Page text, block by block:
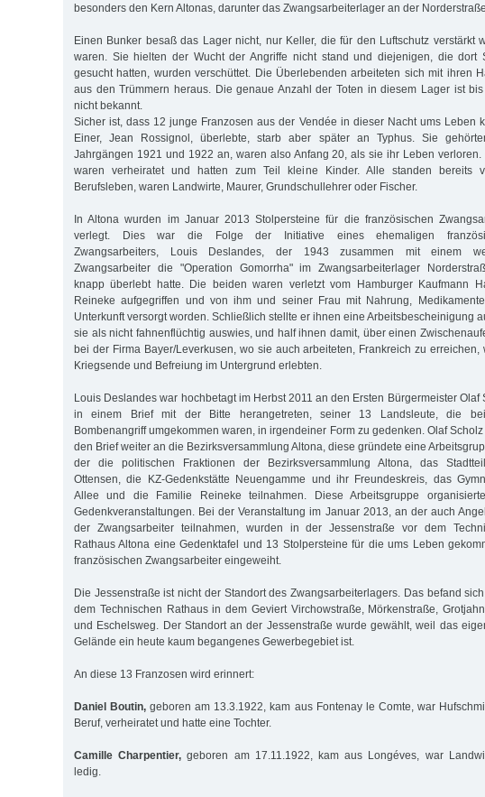
besonders den Kern Altonas, darunter das Zwangsarbeiterlager an der Norderstraße.
Einen Bunker besaß das Lager nicht, nur Keller, die für den Luftschutz verstärkt
waren. Sie hielten der Wucht der Angriffe nicht stand und diejenigen, die dort
gesucht hatten, wurden verschüttet. Die Überlebenden arbeiteten sich mit ihren
aus den Trümmern heraus. Die genaue Anzahl der Toten in diesem Lager ist
nicht bekannt.
Sicher ist, dass 12 junge Franzosen aus der Vendée in dieser Nacht ums Leben
Einer, Jean Rossignol, überlebte, starb aber später an Typhus. Sie
Jahrgängen 1921 und 1922 an, waren also Anfang 20, als sie ihr Leben verloren.
waren verheiratet und hatten zum Teil kleine Kinder. Alle standen bereits
Berufsleben, waren Landwirte, Maurer, Grundschullehrer oder Fischer.
In Altona wurden im Januar 2013 Stolpersteine für die französischen
verlegt. Dies war die Folge der Initiative eines ehemaligen
Zwangsarbeiters, Louis Deslandes, der 1943 zusammen mit einem
Zwangsarbeiter die "Operation Gomorrha" im Zwangsarbeiterlager
knapp überlebt hatte. Die beiden waren verletzt vom Hamburger Kaufmann
Reineke aufgegriffen und von ihm und seiner Frau mit Nahrung,
Unterkunft versorgt worden. Schließlich stellte er ihnen eine Arbeitsbescheinigung
sie als nicht fahnenflüchtig auswies, und half ihnen damit, über einen
bei der Firma Bayer/Leverkusen, wo sie auch arbeiteten, Frankreich zu erreichen,
Kriegsende und Befreiung im Untergrund erlebten.
Louis Deslandes war hochbetagt im Herbst 2011 an den Ersten Bürgermeister Olaf
in einem Brief mit der Bitte herangetreten, seiner 13 Landsleute, die
Bombenangriff umgekommen waren, in irgendeiner Form zu gedenken. Olaf Scholz
den Brief weiter an die Bezirksversammlung Altona, diese gründete eine
der die politischen Fraktionen der Bezirksversammlung Altona, das
Ottensen, die KZ-Gedenkstätte Neuengamme und ihr Freundeskreis, das
Allee und die Familie Reineke teilnahmen. Diese Arbeitsgruppe
Gedenkveranstaltungen. Bei der Veranstaltung im Januar 2013, an der auch
der Zwangsarbeiter teilnahmen, wurden in der Jessenstraße vor dem
Rathaus Altona eine Gedenktafel und 13 Stolpersteine für die ums Leben
französischen Zwangsarbeiter eingeweiht.
Die Jessenstraße ist nicht der Standort des Zwangsarbeiterlagers. Das befand
dem Technischen Rathaus in dem Geviert Virchowstraße, Mörkenstraße,
und Eschelsweg. Der Standort an der Jessenstraße wurde gewählt, weil das
Gelände ein heute kaum begangenes Gewerbegebiet ist.
An diese 13 Franzosen wird erinnert:
Daniel Boutin, geboren am 13.3.1922, kam aus Fontenay le Comte, war
Beruf, verheiratet und hatte eine Tochter.
Camille Charpentier, geboren am 17.11.1922, kam aus Longéves, war
ledig.